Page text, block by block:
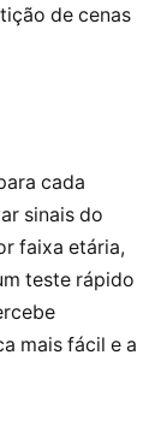
de cenas
cada
sinais do
faixa etária,
teste rápido
mais fácil e a